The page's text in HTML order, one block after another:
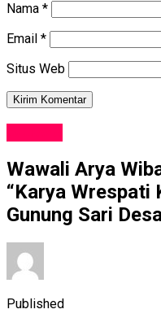
Nama *
Email *
Situs Web
Wawali Arya
“Karya Wrespati
Gunung Sari
Published